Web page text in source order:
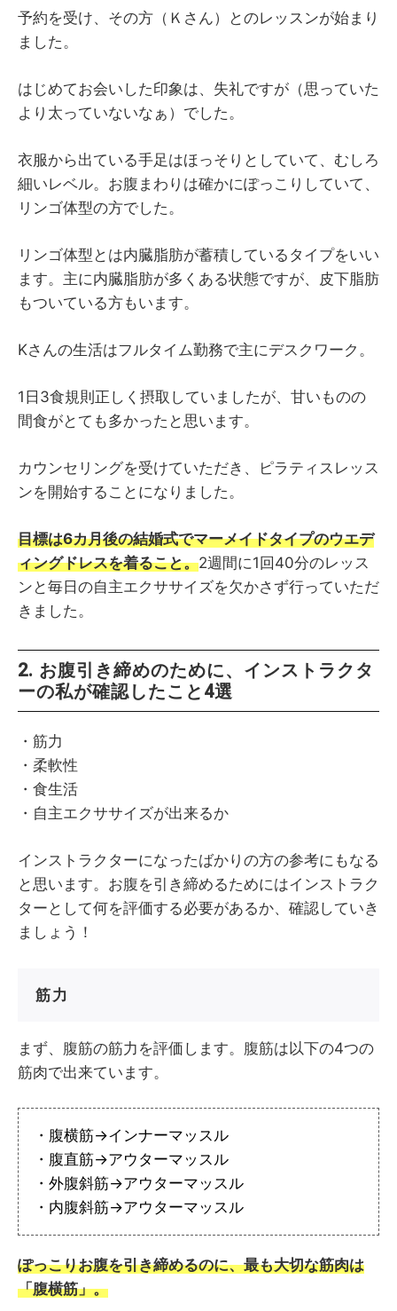
予約を受け、その方（Ｋさん）とのレッスンが始まり
ました。
はじめてお会いした印象は、失礼ですが（思っていた
より太っていないなぁ）でした。
衣服から出ている手足はほっそりとしていて、むしろ
細いレベル。お腹まわりは確かにぽっこりしていて、
リンゴ体型の方でした。
リンゴ体型とは内臓脂肪が蓄積しているタイプをいい
ます。主に内臓脂肪が多くある状態ですが、皮下脂肪
もついている方もいます。
Kさんの生活はフルタイム勤務で主にデスクワーク。
1日3食規則正しく摂取していましたが、甘いものの
間食がとても多かったと思います。
カウンセリングを受けていただき、ピラティスレッス
ンを開始することになりました。
目標は6カ月後の結婚式でマーメイドタイプのウエデ
ィングドレスを着ること。2週間に1回40分のレッス
ンと毎日の自主エクササイズを欠かさず行っていただ
きました。
2. お腹引き締めのために、インストラクタ
ーの私が確認したこと4選
・筋力
・柔軟性
・食生活
・自主エクササイズが出来るか
インストラクターになったばかりの方の参考にもなる
と思います。お腹を引き締めるためにはインストラク
ターとして何を評価する必要があるか、確認していき
ましょう！
筋力
まず、腹筋の筋力を評価します。腹筋は以下の4つの
筋肉で出来ています。
・腹横筋→インナーマッスル
・腹直筋→アウターマッスル
・外腹斜筋→アウターマッスル
・内腹斜筋→アウターマッスル
ぽっこりお腹を引き締めるのに、最も大切な筋肉は
「腹横筋」。